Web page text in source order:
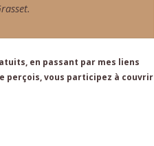
en passant par mes liens
perçois, vous participez à couvrir